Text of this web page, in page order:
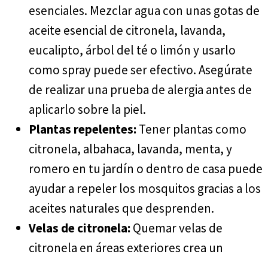
esenciales. Mezclar agua con unas gotas de
aceite esencial de citronela, lavanda,
eucalipto, árbol del té o limón y usarlo
como spray puede ser efectivo. Asegúrate
de realizar una prueba de alergia antes de
aplicarlo sobre la piel.
Plantas repelentes: Tener plantas como
citronela, albahaca, lavanda, menta, y
romero en tu jardín o dentro de casa puede
ayudar a repeler los mosquitos gracias a los
aceites naturales que desprenden.
Velas de citronela: Quemar velas de
citronela en áreas exteriores crea un